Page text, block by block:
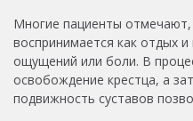
Многие пациенты отмечают,
воспринимается как отдых
ощущений или боли. В
освобождение крестца, а
подвижность суставов